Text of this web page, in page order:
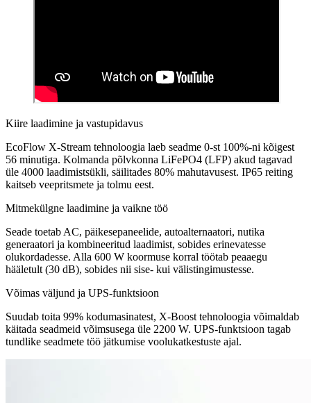
Kiire laadimine ja vastupidavus
EcoFlow X-Stream tehnoloogia laeb seadme 0-st 100%-ni kõigest
56 minutiga. Kolmanda põlvkonna LiFePO4 (LFP) akud tagavad
üle 4000 laadimistsükli, säilitades 80% mahutavusest. IP65 reiting
kaitseb veepritsmete ja tolmu eest.
Mitmekülgne laadimine ja vaikne töö
Seade toetab AC, päikesepaneelide, autoalternaatori, nutika
generaatori ja kombineeritud laadimist, sobides erinevatesse
olukordadesse. Alla 600 W koormuse korral töötab peaaegu
hääletult (30 dB), sobides nii sise- kui välistingimustesse.
Võimas väljund ja UPS-funktsioon
Suudab toita 99% kodumasinatest, X-Boost tehnoloogia võimaldab
käitada seadmeid võimsusega üle 2200 W. UPS-funktsioon tagab
tundlike seadmete töö jätkumise voolukatkestuste ajal.